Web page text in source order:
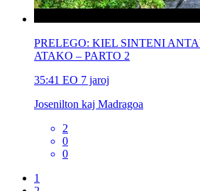
PRELEGO: KIEL SINTENI
ATAKO – PARTO 2
35:41 EO 7 jaroj
Josenilton kaj Madragoa
2
0
0
1